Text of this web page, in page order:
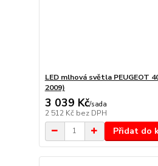
LED mlhová světla PEUGEOT
2009)
3 039 Kč/sada
2 512 Kč bez DPH
Přidat do